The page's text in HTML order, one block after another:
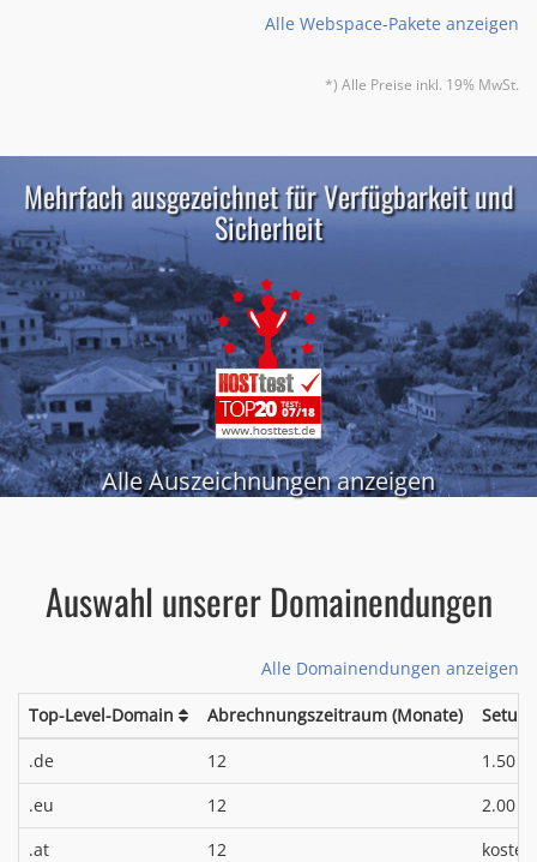
Alle Webspace-Pakete anzeigen
*) Alle Preise inkl. 19% MwSt.
Mehrfach ausgezeichnet für Verfügbarkeit und
Sicherheit
Alle Auszeichnungen anzeigen
Auswahl unserer Domainendungen
Alle Domainendungen anzeigen
Top-Level-Domain Abrechnungszeitraum (Monate)
.de
12 1.50 €
.eu 12 2.00 €
.at 12